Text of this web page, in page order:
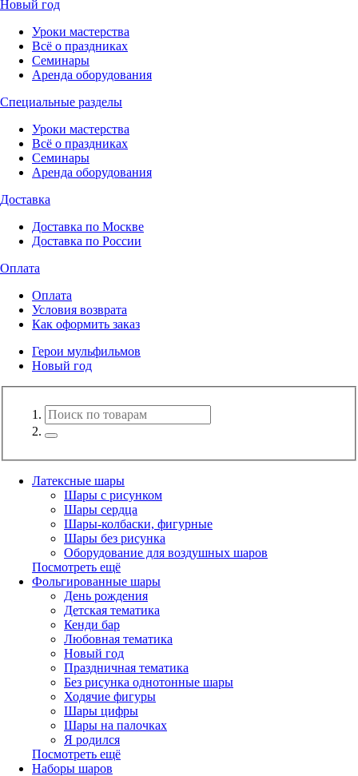
Новый год
Уроки мастерства
Всё о праздниках
Семинары
Аренда оборудования
Специальные разделы
Уроки мастерства
Всё о праздниках
Семинары
Аренда оборудования
Доставка
Доставка по Москве
Доставка по России
Оплата
Оплата
Условия возврата
Как оформить заказ
Герои мульфильмов
Новый год
Латексные шары
Шары с рисунком
Шары сердца
Шары-колбаски, фигурные
Шары без рисунка
Оборудование для воздушных шаров
Посмотреть ещё
Фольгированные шары
День рождения
Детская тематика
Кенди бар
Любовная тематика
Новый год
Праздничная тематика
Без рисунка однотонные шары
Ходячие фигуры
Шары цифры
Шары на палочках
Я родился
Посмотреть ещё
Наборы шаров